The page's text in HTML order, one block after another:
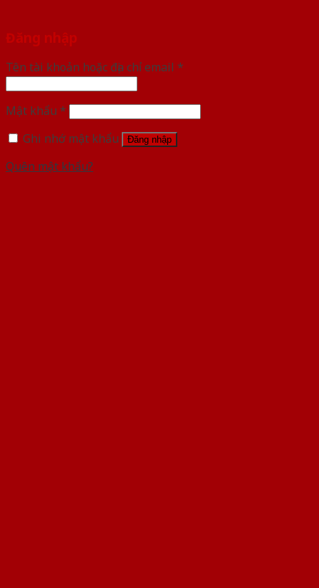
Đăng nhập
Tên tài khoản hoặc địa chỉ email *
Mật khẩu *
Ghi nhớ mật khẩu
Đăng nhập
Quên mật khẩu?